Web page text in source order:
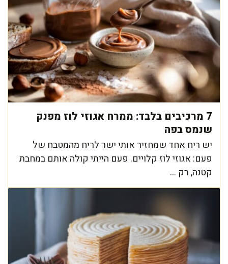
7 מרכיבים בלבד: ממרח אגוזי לוז מפנק
שנמס בפה
יש ריח אחד שמחזיר אותי ישר לריח מהמטבח של
פעם: אגוזי לוז קלויים. פעם הייתי קולה אותם במחבת
קטנה, רק ...